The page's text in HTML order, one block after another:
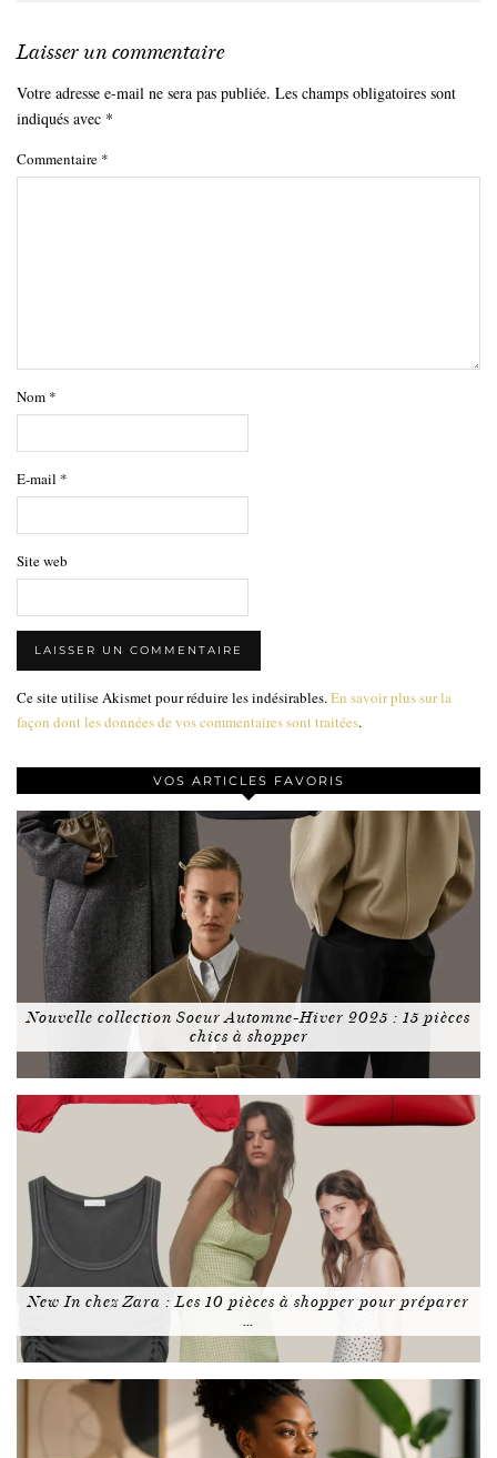
Laisser un commentaire
Votre adresse e-mail ne sera pas publiée. Les champs obligatoires sont
indiqués avec *
Commentaire *
Nom *
E-mail *
Site web
Ce site utilise Akismet pour réduire les indésirables. En savoir plus sur la
façon dont les données de vos commentaires sont traitées.
VOS ARTICLES FAVORIS
Nouvelle collection Soeur Automne-Hiver 2025 : 15 pièces
chics à shopper
New In chez Zara : Les 10 pièces à shopper pour préparer
…